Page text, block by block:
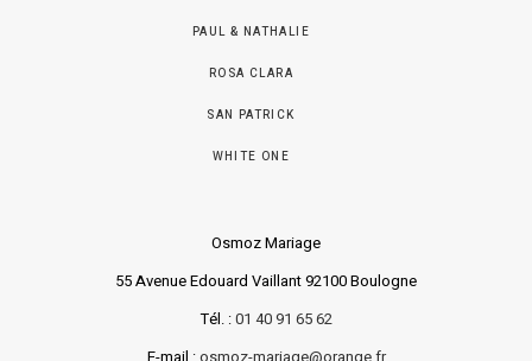
PAUL & NATHALIE
ROSA CLARA
SAN PATRICK
WHITE ONE
Osmoz Mariage
55 Avenue Edouard Vaillant 92100 Boulogne
Tél. :01 40 91 65 62